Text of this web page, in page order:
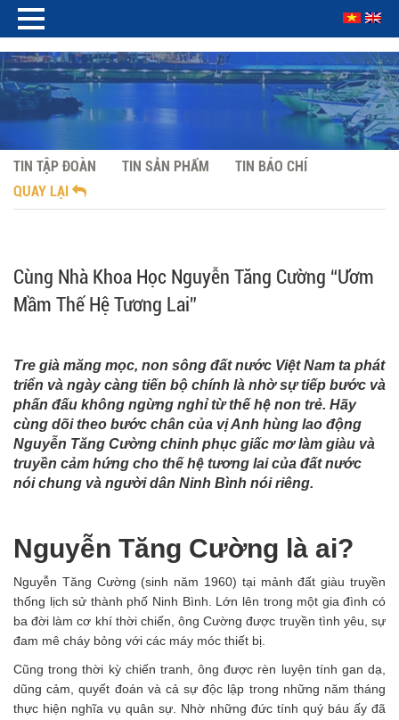
TIN TẬP ĐOÀN TIN SẢN PHẨM
TIN BÁO CHÍ
QUAY LẠI
Cùng Nhà Khoa Học Nguyễn Tăng Cường “Ươm
Mầm Thế Hệ Tương Lai”
Tre già măng mọc, non sông đất nước Việt Nam ta phát
triển và ngày càng tiến bộ chính là nhờ sự tiếp bước và
phấn đấu không ngừng nghỉ từ thế hệ non trẻ. Hãy
cùng dõi theo bước chân của vị Anh hùng lao động
Nguyễn Tăng Cường chinh phục giấc mơ làm giàu và
truyền cảm hứng cho thế hệ tương lai của đất nước
nói chung và người dân Ninh Bình nói riêng.
Nguyễn Tăng Cường là ai?
Nguyễn Tăng Cường (sinh năm 1960) tại mảnh đất giàu truyền
thống lịch sử thành phố Ninh Bình. Lớn lên trong một gia đình có
ba đời làm cơ khí thời chiến, ông Cường được truyền tình yêu, sự
đam mê cháy bỏng với các máy móc thiết bị.
Cũng trong thời kỳ chiến tranh, ông được rèn luyện tính gan dạ,
dũng cảm, quyết đoán và cả sự độc lập trong những năm tháng
thực hiện nghĩa vụ quân sự. Nhờ những đức tính quý báu ấy đã